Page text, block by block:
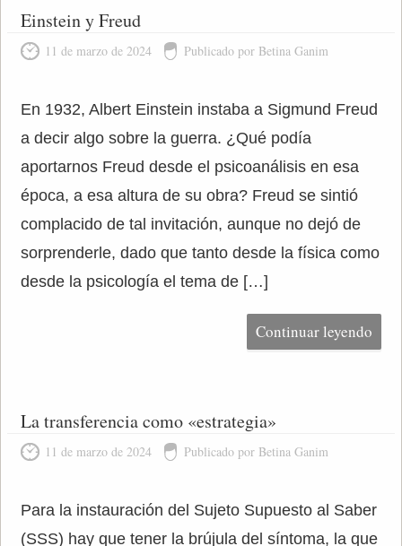
Einstein y Freud
11 de marzo de 2024 Publicado por Betina Ganim
En 1932, Albert Einstein instaba a Sigmund Freud
a decir algo sobre la guerra. ¿Qué podía
aportarnos Freud desde el psicoanálisis en esa
época, a esa altura de su obra? Freud se sintió
complacido de tal invitación, aunque no dejó de
sorprenderle, dado que tanto desde la física como
desde la psicología el tema de […]
Continuar leyendo
La transferencia como «estrategia»
11 de marzo de 2024 Publicado por Betina Ganim
Para la instauración del Sujeto Supuesto al Saber
(SSS) hay que tener la brújula del síntoma, la que